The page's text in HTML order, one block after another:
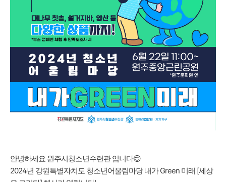
안녕하세요 원주시청소년수련관 입니다😊
2024년 강원특별자치도 청소년어울림마당 내가 Green 미래 [세상